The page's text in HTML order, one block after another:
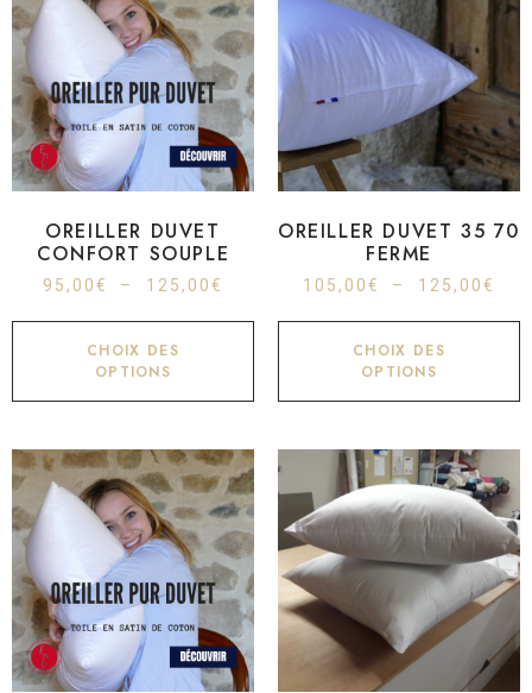
OREILLER DUVET
CONFORT SOUPLE
95,00€ – 125,00€
CHOIX DES
OPTIONS
OREILLER DUVET 35 70
FERME
105,00€ – 125,00€
CHOIX DES
OPTIONS